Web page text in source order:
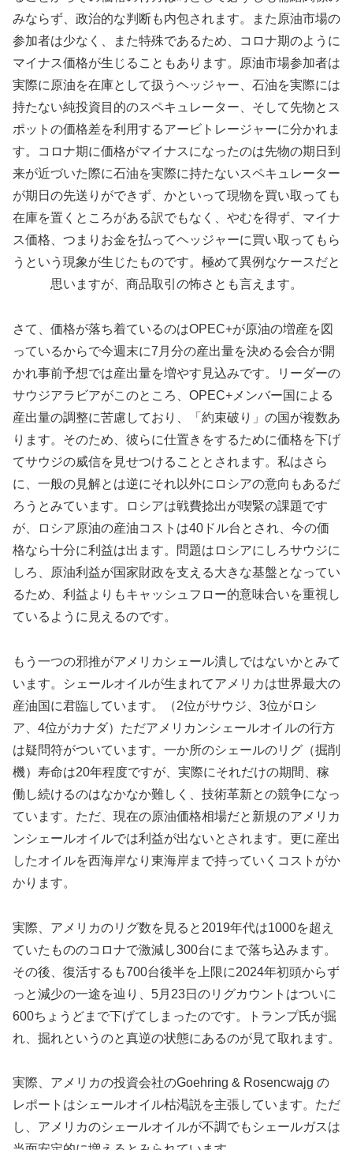
みならず、政治的な判断も内包されます。また原油市場の
参加者は少なく、また特殊であるため、コロナ期のように
マイナス価格が生じることもあります。原油市場参加者は
実際に原油を在庫として扱うヘッジャー、石油を実際には
持たない純投資目的のスペキュレーター、そして先物とス
ポットの価格差を利用するアービトレージャーに分かれま
す。コロナ期に価格がマイナスになったのは先物の期日到
来が近づいた際に石油を実際に持たないスペキュレーター
が期日の先送りができず、かといって現物を買い取っても
在庫を置くところがある訳でもなく、やむを得ず、マイナ
ス価格、つまりお金を払ってヘッジャーに買い取ってもら
うという現象が生じたものです。極めて異例なケースだと
思いますが、商品取引の怖さとも言えます。
さて、価格が落ち着ているのはOPEC+が原油の増産を図
っているからで今週末に7月分の産出量を決める会合が開
かれ事前予想では産出量を増やす見込みです。リーダーの
サウジアラビアがこのところ、OPEC+メンバー国による
産出量の調整に苦慮しており、「約束破り」の国が複数あ
ります。そのため、彼らに仕置きをするために価格を下げ
てサウジの威信を見せつけることとされます。私はさら
に、一般の見解とは逆にそれ以外にロシアの意向もあるだ
ろうとみています。ロシアは戦費捻出が喫緊の課題です
が、ロシア原油の産油コストは40ドル台とされ、今の価
格なら十分に利益は出ます。問題はロシアにしろサウジに
しろ、原油利益が国家財政を支える大きな基盤となってい
るため、利益よりもキャッシュフロー的意味合いを重視し
ているように見えるのです。
もう一つの邪推がアメリカシェール潰しではないかとみて
います。シェールオイルが生まれてアメリカは世界最大の
産油国に君臨しています。（2位がサウジ、3位がロシ
ア、4位がカナダ）ただアメリカンシェールオイルの行方
は疑問符がついています。一か所のシェールのリグ（掘削
機）寿命は20年程度ですが、実際にそれだけの期間、稼
働し続けるのはなかなか難しく、技術革新との競争になっ
ています。ただ、現在の原油価格相場だと新規のアメリカ
ンシェールオイルでは利益が出ないとされます。更に産出
したオイルを西海岸なり東海岸まで持っていくコストがか
かります。
実際、アメリカのリグ数を見ると2019年代は1000を超え
ていたもののコロナで激減し300台にまで落ち込みます。
その後、復活するも700台後半を上限に2024年初頭からず
っと減少の一途を辿り、5月23日のリグカウントはついに
600ちょうどまで下げてしまったのです。トランプ氏が掘
れ、掘れというのと真逆の状態にあるのが見て取れます。
実際、アメリカの投資会社のGoehring & Rosencwajg の
レポートはシェールオイル枯渇説を主張しています。ただ
し、アメリカのシェールオイルが不調でもシェールガスは